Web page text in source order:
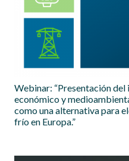
Webinar: “Presentación
económico y
como una alternativa para
frío en Europa.”